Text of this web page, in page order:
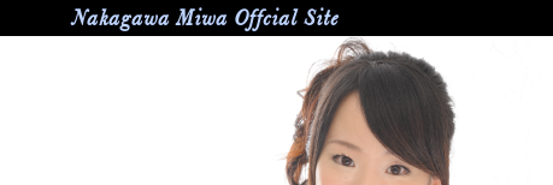
Nakagawa Miwa Offcial Site